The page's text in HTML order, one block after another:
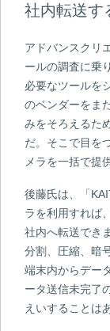
社内転送す
アドバンスクリ
ールの調査に乗
必要なツールを
のベンダーをま
みをそろえるた
だ。そこで目を
メラを一括で提
後藤氏は、「
ラを利用すれば
社内へ転送でき
分割、圧縮、暗
端末内からデー
ータ送信未完了
えいすることは